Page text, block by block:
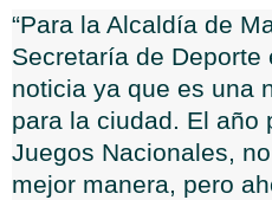
“Para la Alcaldía de
Secretaría de
noticia ya que es una
para la ciudad. El año
Juegos Nacionales,
mejor manera, pero